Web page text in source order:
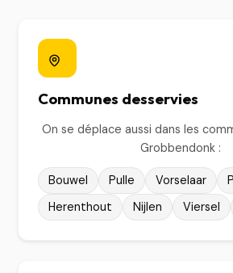
Communes desservies
On se déplace aussi dans les
Grobbendonk :
Bouwel Pulle Vorselaar
Herenthout
Nijlen Viersel